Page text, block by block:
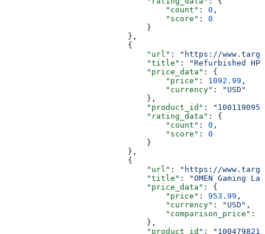
                                  "count"
: 0 ,
                                  "score"
: 0
                              }
                          },
                          {
                              "url"
:
"https://
                              "title"
:
"Refurbished HP
                              "price_data"
: {
                                  "price"
: 1092.99 ,
                                  "currency"
:
"USD"
                              },
                              "product_id"
:
                              "rating_data"
: {
                                  "count"
: 0 ,
                                  "score"
: 0
                              }
                          },
                          {
                              "url"
:
"https://
                              "title"
:
"OMEN Gaming
                              "price_data"
: {
                                  "price"
: 953.99 ,
                                  "currency"
: "USD" ,
                                  "comparison_price"
:
                              },
                              "product_id"
: